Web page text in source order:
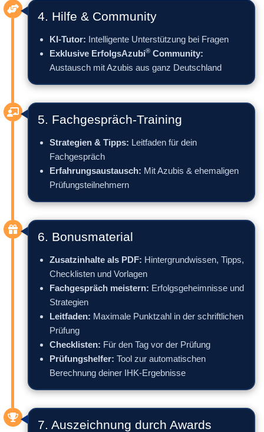
4. Hilfe & Community
KI-Tutor: Intelligente Unterstützung bei Fragen
Exklusive ErfolgsAzubi® Community:
Austausch mit Azubis aus ganz Deutschland
5. Fachgespräch-Training
Strategien & Tipps: Leitfaden für dein
Fachgespräch
Erfahrungsaustausch: Mit Azubis & ehemaligen
Prüfungsteilnehmern
6. Bonusmaterial
Zusatzinhalte als PDF: Hintergrundwissen, Tipps,
Checklisten und Vorlagen
Fachgespräch meistern: Erfolgsgeheimnisse und
Strategien
Leitfaden: Maximale Punktzahl in der schriftlichen
Prüfung
Checklisten: Für den Tag vor der Prüfung
Prüfungshelfer: Tool zur automatischen
Berechnung deiner IHK-Ergebnisse
7. Auszeichnung durch Awards